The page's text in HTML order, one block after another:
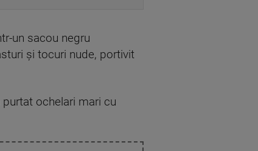
un sacou negru
și tocuri nude, portivit
ochelari mari cu